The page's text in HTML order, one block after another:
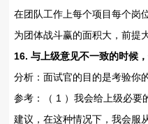
在团队工作上每个项目每个岗
为团体战斗赢的面积大，前提
16. 与上级意见不一致的时候
分析：面试官的目的是考验你
参考：（ 1 ）我会给上级必要
建议，在这种情况下，我会服